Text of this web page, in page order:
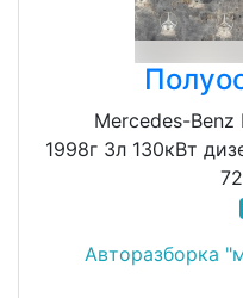
Mercedes-Benz
1998г 3л 130кВт
Авторазборка